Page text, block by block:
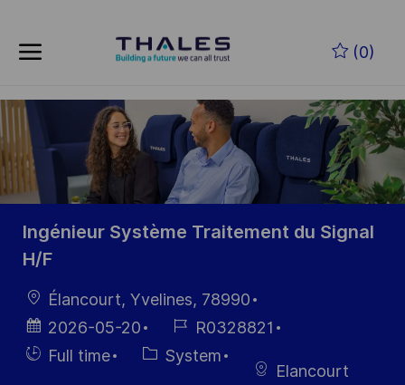
(0)
-
Ingénieur Système Traitement du Signal
H/F
Ort
Élancourt, Yvelines, 78990
Datum der
Veröffentlichung
2026-05-20
Job-
ID
R0328821
Einstellunngstyp
Full time Kategorie
System
Elancourt